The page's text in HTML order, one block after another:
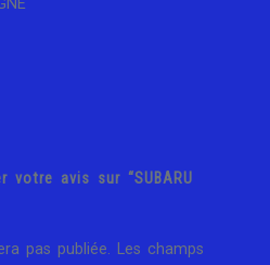
votre avis sur “SUBARU
pas publiée. Les champs